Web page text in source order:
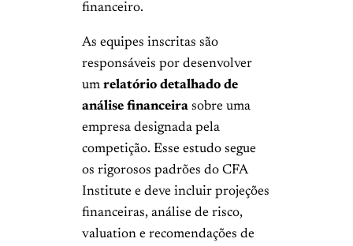
financeiro.
As equipes inscritas são
responsáveis por desenvolver
um relatório detalhado de
análise financeira sobre uma
empresa designada pela
competição. Esse estudo segue
os rigorosos padrões do CFA
Institute e deve incluir projeções
financeiras, análise de risco,
valuation e recomendações de